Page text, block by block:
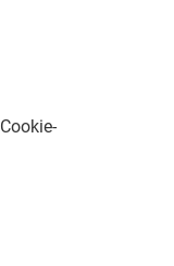
Cookie-